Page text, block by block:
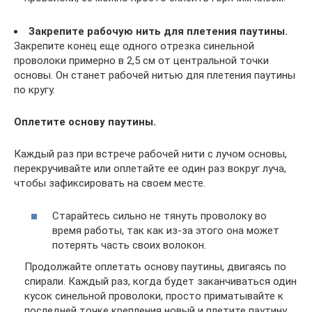
Закрепите рабочую нить для плетения паутины.
Закрепите конец еще одного отрезка синельной
проволоки примерно в 2,5 см от центральной точки
основы. Он станет рабочей нитью для плетения паутины
по кругу.
Оплетите основу паутины.
Каждый раз при встрече рабочей нити с лучом основы,
перекручивайте или оплетайте ее один раз вокруг луча,
чтобы зафиксировать на своем месте.
Старайтесь сильно не тянуть проволоку во
время работы, так как из-за этого она может
потерять часть своих волокон.
Продолжайте оплетать основу паутины, двигаясь по
спирали. Каждый раз, когда будет заканчиваться один
кусок синельной проволоки, просто приматывайте к